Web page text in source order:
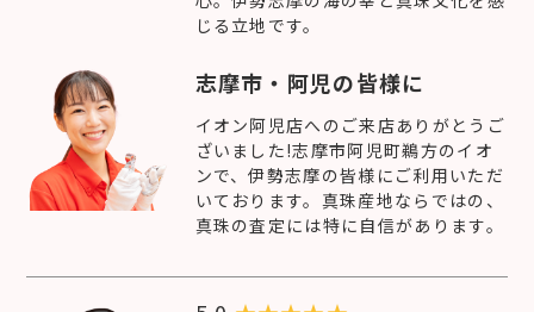
じる立地です。
志摩市・阿児の皆様に
イオン阿児店へのご来店ありがとうご
ざいました!志摩市阿児町鵜方のイオ
ンで、伊勢志摩の皆様にご利用いただ
いております。真珠産地ならではの、
真珠の査定には特に自信があります。